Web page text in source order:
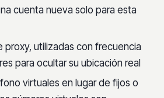
cuenta nueva solo para esta
proxy, utilizadas con frecuencia
para ocultar su ubicación real
virtuales en lugar de fijos o